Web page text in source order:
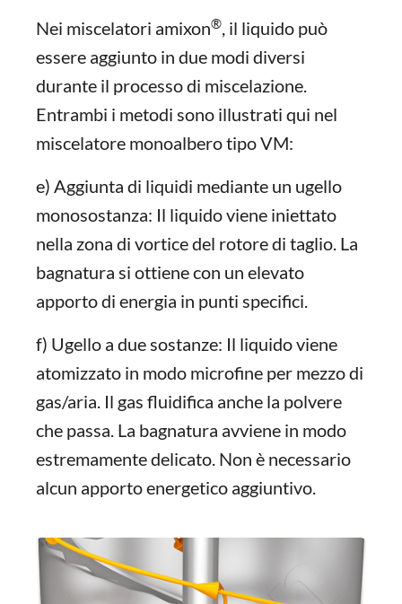
Nei miscelatori amixon®, il liquido può
essere aggiunto in due modi diversi
durante il processo di miscelazione.
Entrambi i metodi sono illustrati qui nel
miscelatore monoalbero tipo VM:
e) Aggiunta di liquidi mediante un ugello
monosostanza: Il liquido viene iniettato
nella zona di vortice del rotore di taglio. La
bagnatura si ottiene con un elevato
apporto di energia in punti specifici.
f) Ugello a due sostanze: Il liquido viene
atomizzato in modo microfine per mezzo di
gas/aria. Il gas fluidifica anche la polvere
che passa. La bagnatura avviene in modo
estremamente delicato. Non è necessario
alcun apporto energetico aggiuntivo.